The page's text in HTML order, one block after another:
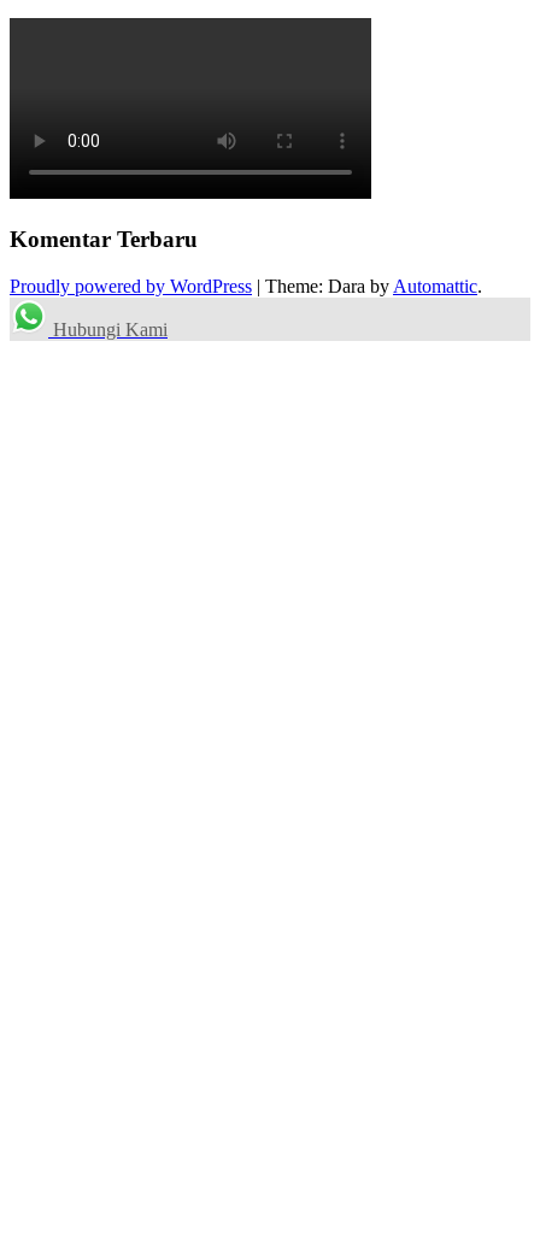
Komentar Terbaru
Proudly powered by WordPress | Theme: Dara by Automattic.
Hubungi Kami